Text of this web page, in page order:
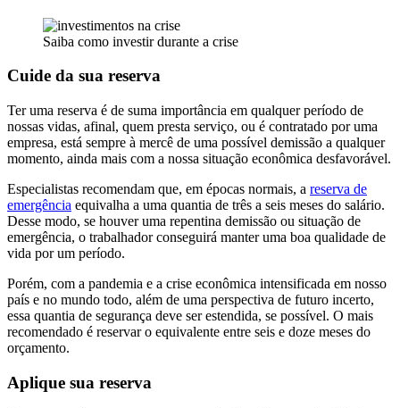
Saiba como investir durante a crise
Cuide da sua reserva
Ter uma reserva é de suma importância em qualquer período de
nossas vidas, afinal, quem presta serviço, ou é contratado por uma
empresa, está sempre à mercê de uma possível demissão a qualquer
momento, ainda mais com a nossa situação econômica desfavorável.
Especialistas recomendam que, em épocas normais, a reserva de
emergência equivalha a uma quantia de três a seis meses do salário.
Desse modo, se houver uma repentina demissão ou situação de
emergência, o trabalhador conseguirá manter uma boa qualidade de
vida por um período.
Porém, com a pandemia e a crise econômica intensificada em nosso
país e no mundo todo, além de uma perspectiva de futuro incerto,
essa quantia de segurança deve ser estendida, se possível. O mais
recomendado é reservar o equivalente entre seis e doze meses do
orçamento.
Aplique sua reserva